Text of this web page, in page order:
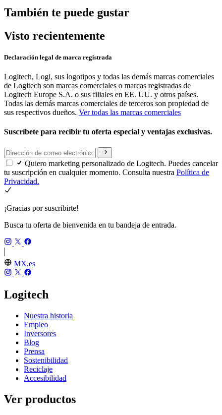
También te puede gustar
Visto recientemente
Declaración legal de marca registrada
Logitech, Logi, sus logotipos y todas las demás marcas comerciales
de Logitech son marcas comerciales o marcas registradas de
Logitech Europe S.A. o sus filiales en EE. UU. y otros países.
Todas las demás marcas comerciales de terceros son propiedad de
sus respectivos dueños. Ver todas las marcas comerciales
Suscríbete para recibir tu oferta especial y ventajas exclusivas.
Quiero marketing personalizado de Logitech. Puedes cancelar
tu suscripción en cualquier momento. Consulta nuestra Política de
Privacidad.
¡Gracias por suscribirte!
Busca tu oferta de bienvenida en tu bandeja de entrada.
MX,es
Logitech
Nuestra historia
Empleo
Inversores
Blog
Prensa
Sostenibilidad
Reciclaje
Accesibilidad
Ver productos